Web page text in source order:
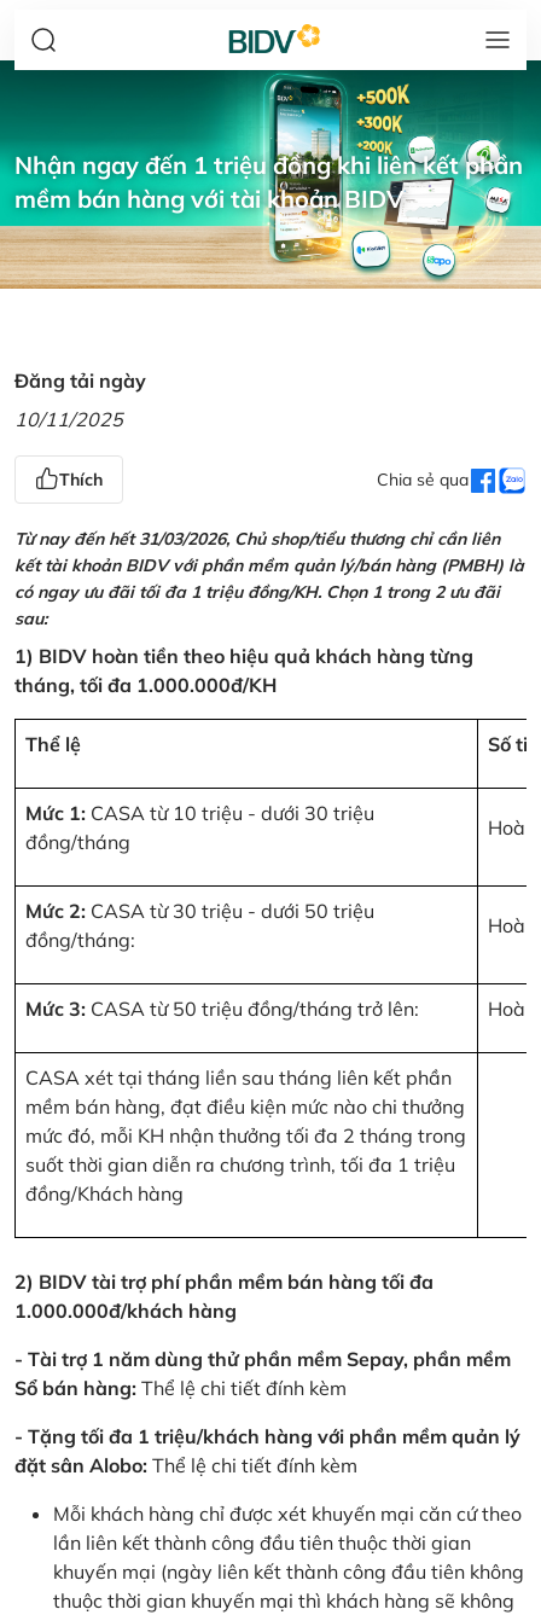
Nhận ngay đến 1 triệu đồng khi liên kết phần
mềm bán hàng với tài khoản BIDV
Đăng tải ngày
10/11/2025
Thích Chia sẻ qua
Từ nay đến hết 31/03/2026, Chủ shop/tiểu thương chỉ cần liên
kết tài khoản BIDV với phần mềm quản lý/bán hàng (PMBH) là
có ngay ưu đãi tối đa 1 triệu đồng/KH. Chọn 1 trong 2 ưu đãi
sau:
1) BIDV hoàn tiền theo hiệu quả khách hàng từng
tháng, tối đa 1.000.000đ/KH
Thể lệ Số
Mức 1: CASA từ 10 triệu - dưới 30 triệu
đồng/tháng
Mức 2: CASA từ 30 triệu - dưới 50 triệu
đồng/tháng:
Mức 3: CASA từ 50 triệu đồng/tháng trở lên:
CASA xét tại tháng liền sau tháng liên kết phần
mềm bán hàng, đạt điều kiện mức nào chi thưởng
mức đó, mỗi KH nhận thưởng tối đa 2 tháng trong
suốt thời gian diễn ra chương trình, tối đa 1 triệu
đồng/Khách hàng
2) BIDV tài trợ phí phần mềm bán hàng tối đa
1.000.000đ/khách hàng
- Tài trợ 1 năm dùng thử phần mềm Sepay, phần mềm
Sổ bán hàng: Thể lệ chi tiết đính kèm
- Tặng tối đa 1 triệu/khách hàng với phần mềm quản lý
đặt sân Alobo: Thể lệ chi tiết đính kèm
Mỗi khách hàng chỉ được xét khuyến mại căn cứ theo
lần liên kết thành công đầu tiên thuộc thời gian
khuyến mại (ngày liên kết thành công đầu tiên không
thuộc thời gian khuyến mại thì khách hàng sẽ không